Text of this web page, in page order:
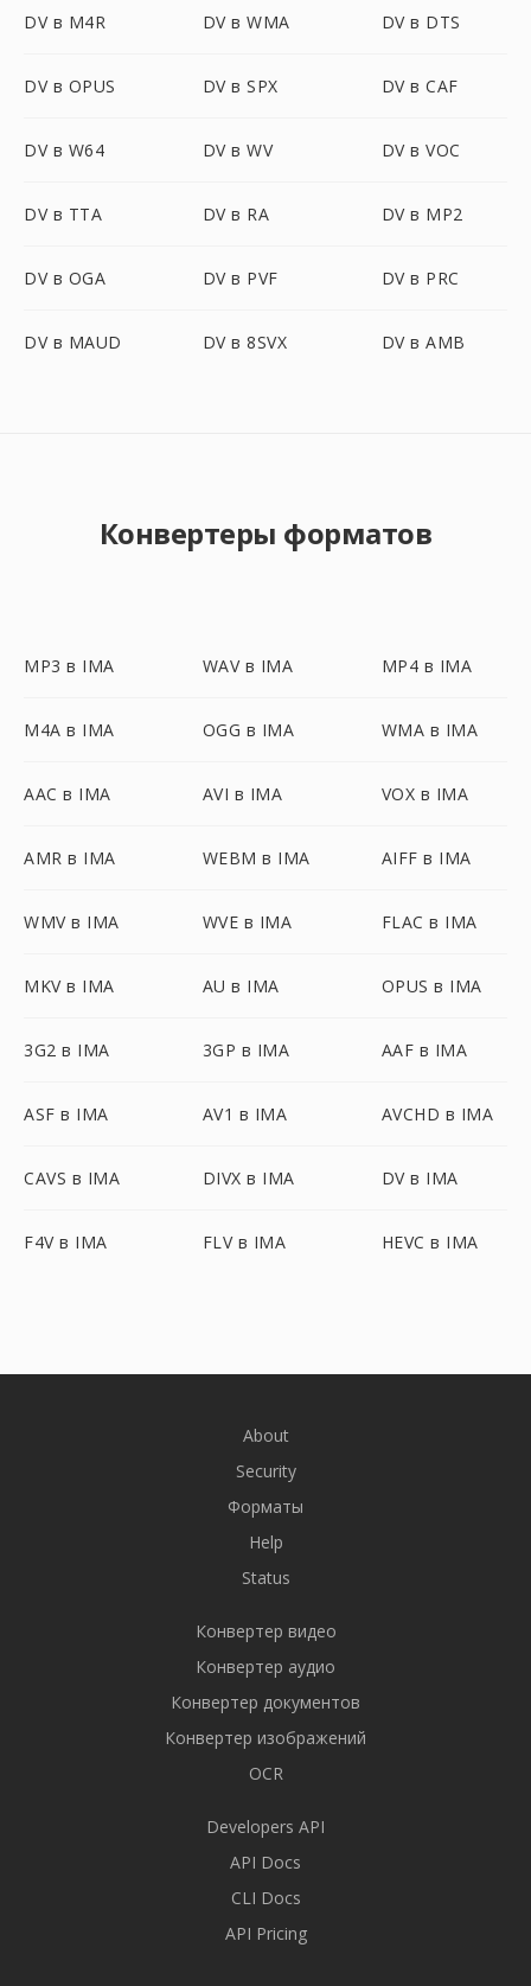
DV в M4R DV в WMA DV в DTS
DV в OPUS DV в SPX DV в CAF
DV в W64 DV в WV DV в VOC
DV в TTA DV в RA DV в MP2
DV в OGA DV в PVF DV в PRC
DV в MAUD DV в 8SVX DV в AMB
Конвертеры форматов
MP3 в IMA WAV в IMA MP4 в IMA
M4A в IMA OGG в IMA WMA в IMA
AAC в IMA AVI в IMA VOX в IMA
AMR в IMA WEBM в IMA AIFF в IMA
WMV в IMA WVE в IMA FLAC в IMA
MKV в IMA AU в IMA OPUS в IMA
3G2 в IMA 3GP в IMA AAF в IMA
ASF в IMA AV1 в IMA AVCHD в IMA
CAVS в IMA DIVX в IMA DV в IMA
F4V в IMA FLV в IMA HEVC в IMA
About
Security
Форматы
Help
Status
Конвертер видео
Конвертер аудио
Конвертер документов
Конвертер изображений
OCR
Developers API
API Docs
CLI Docs
API Pricing